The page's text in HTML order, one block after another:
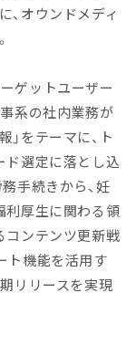
、オウンドメディ
ゲットユーザー
系の社内業務が
をテーマに、ト
ド選定に落とし込
手続きから、妊
利厚生に関わる領
コンテンツ更新戦
ト機能を活用す
リリースを実現